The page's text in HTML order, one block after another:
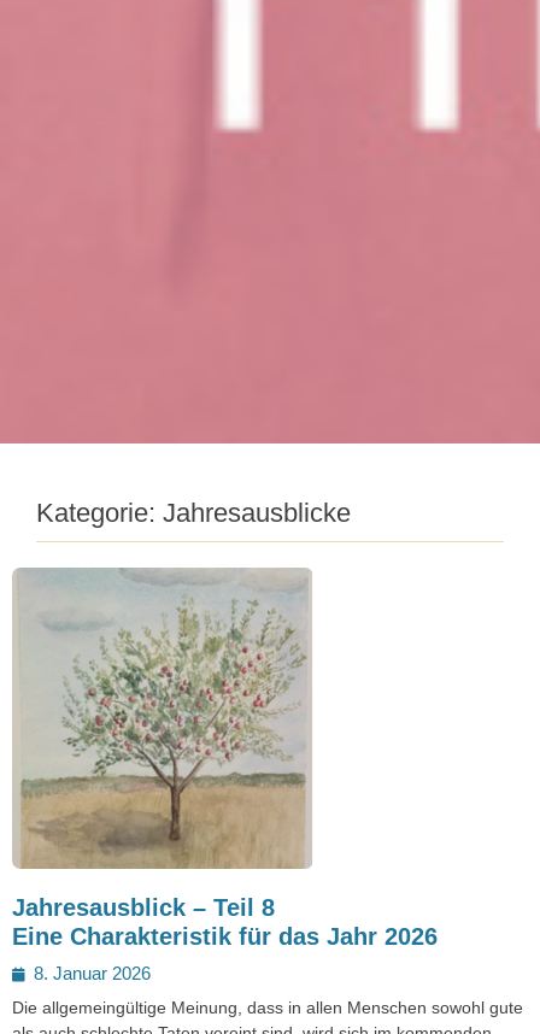
Kategorie: Jahresausblicke
Jahresausblick – Teil 8
Eine Charakteristik für das Jahr 2026
Posted
on
8. Januar 2026
Die allgemeingültige Meinung, dass in allen Menschen sowohl gute